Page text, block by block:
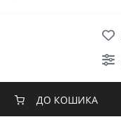
ДО КОШИКА